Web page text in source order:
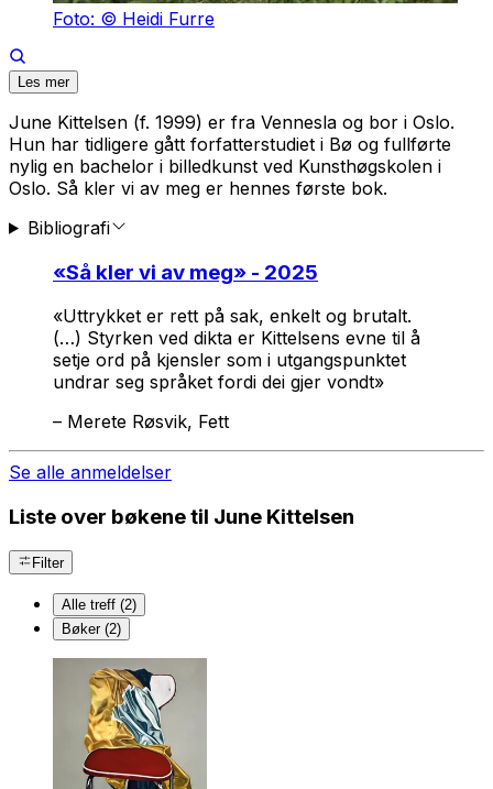
Foto: © Heidi Furre
Les mer
June Kittelsen (f. 1999) er fra Vennesla og bor i Oslo.
Hun har tidligere gått forfatterstudiet i Bø og fullførte
nylig en bachelor i billedkunst ved Kunsthøgskolen i
Oslo. Så kler vi av meg er hennes første bok.
Bibliografi
«Så kler vi av meg» - 2025
«Uttrykket er rett på sak, enkelt og brutalt.
(…) Styrken ved dikta er Kittelsens evne til å
setje ord på kjensler som i utgangspunktet
undrar seg språket fordi dei gjer vondt»
– Merete Røsvik, Fett
Se alle anmeldelser
Liste over bøkene til June Kittelsen
Filter
Alle treff (2)
Bøker (2)